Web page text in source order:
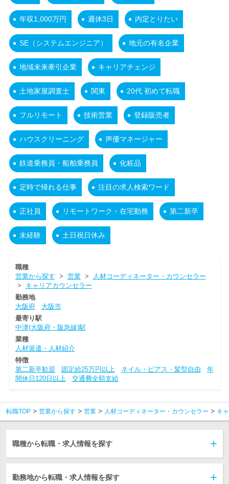
年収1,000万円 週休3日 内定とりたい
SE（システムエンジニア） 地元の有名企業
地域未来牽引企業 キャリアチェンジ
土地家屋調査士 関東 20代 初めて転職
フルリモート 技術営業 登録販売者
ハウスクリーニング 声優マネージャー
鉄道乗務員・船舶乗務員 化粧品
定時で帰れる仕事 注目の求人検索ワード
正社員 リモートワーク・在宅勤務 第二新卒
未経験 土日祝日休み
職種
営業から探す > 営業>
人材コーディネーター・カウンセラー
> キャリアカウンセラー
勤務地
大阪府
大阪市
最寄り駅
中津(大阪府・阪急線)駅
業種
人材派遣・人材紹介
特徴
第二新卒歓迎
固定給25万円以上 ネイル・ピアス・髪型自由
年
間休日120日以上
交通費全額支給
転職TOP 営業から探す 営業 人材コーディネーター・カウンセラー キ
職種から転職・求人情報を探す
勤務地から転職・求人情報を探す